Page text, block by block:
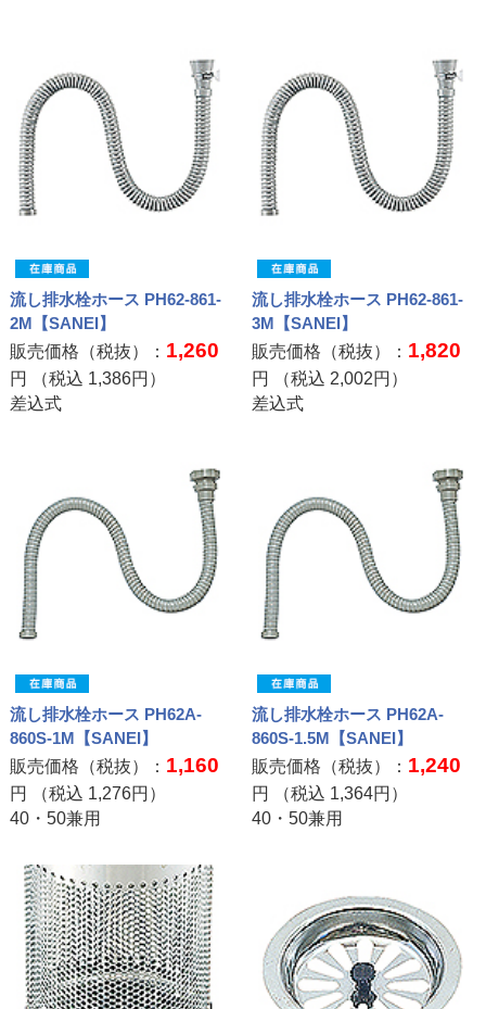
流し排水栓ホース PH62-861-
2M【SANEI】
販売価格（税抜）： 1,260
円 （税込 1,386円）
差込式
流し排水栓ホース PH62-861-
3M【SANEI】
販売価格（税抜）： 1,820
円 （税込 2,002円）
差込式
流し排水栓ホース PH62A-
860S-1M【SANEI】
販売価格（税抜）： 1,160
円 （税込 1,276円）
40・50兼用
流し排水栓ホース PH62A-
860S-1.5M【SANEI】
販売価格（税抜）： 1,240
円 （税込 1,364円）
40・50兼用